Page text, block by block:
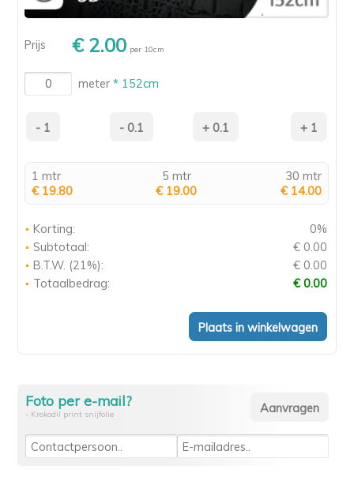
Prijs € 2.00 per 10cm
meter* 152cm
1 mtr
€ 19.80
5 mtr
€ 19.00
30 mtr
€ 14.00
Korting:
0%
Subtotaal:
€ 0.00
B.T.W. (21%):
€ 0.00
Totaalbedrag:
€ 0.00
Foto per e-mail?
- Krokodil print snijfolie